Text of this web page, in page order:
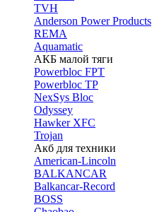
TVH
Anderson Power Products
REMA
Aquamatic
АКБ малой тяги
Powerbloc FPT
Powerbloc TP
NexSys Bloc
Odyssey
Hawker XFC
Trojan
Акб для техники
American-Lincoln
BALKANCAR
Balkancar-Record
BOSS